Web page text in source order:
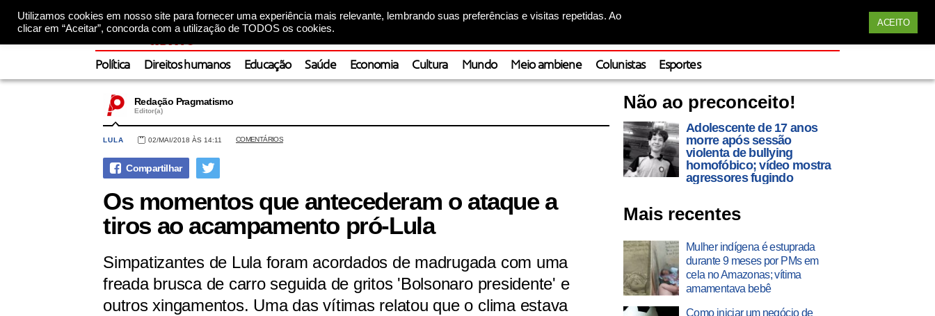
Utilizamos cookies em nosso site para fornecer uma experiência mais relevante, lembrando suas preferências e visitas repetidas. Ao
clicar em “Aceitar”, concorda com a utilização de TODOS os cookies.
ACEITO
Política Direitos humanos Educação Saúde Economia Cultura Mundo Meio ambiene Colunistas Esportes
Redação Pragmatismo
Editor(a)
LULA 02/MAI/2018 ÀS 14:11 COMENTÁRIOS
Os momentos que antecederam o ataque a
tiros ao acampamento pró-Lula
Simpatizantes de Lula foram acordados de madrugada com uma
freada brusca de carro seguida de gritos 'Bolsonaro presidente' e
outros xingamentos. Uma das vítimas relatou que o clima estava
Não ao preconceito!
Adolescente de 17 anos
morre após sessão
violenta de bullying
homofóbico; vídeo mostra
agressores fugindo
Mais recentes
Mulher indígena é estuprada
durante 9 meses por PMs em
cela no Amazonas; vítima
amamentava bebê
Como iniciar um negócio de